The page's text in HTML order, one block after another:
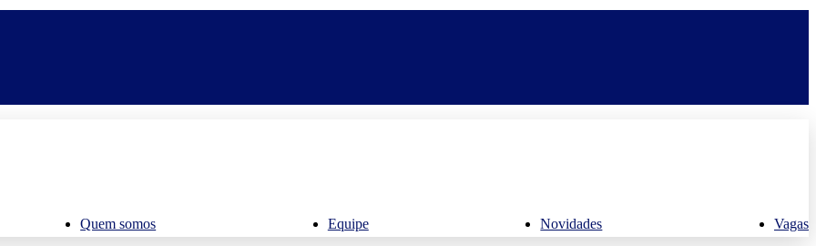
Quem somos Equipe Novidades Vagas